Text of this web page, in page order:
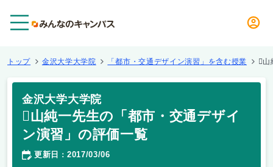
トップ 金沢大学大学院 「都市・交通デザイン演習」を含む授業 山
金沢大学大学院
山純一先生の「都市・交通デザイ
ン演習」の評価一覧
更新日 ： 2017/03/06